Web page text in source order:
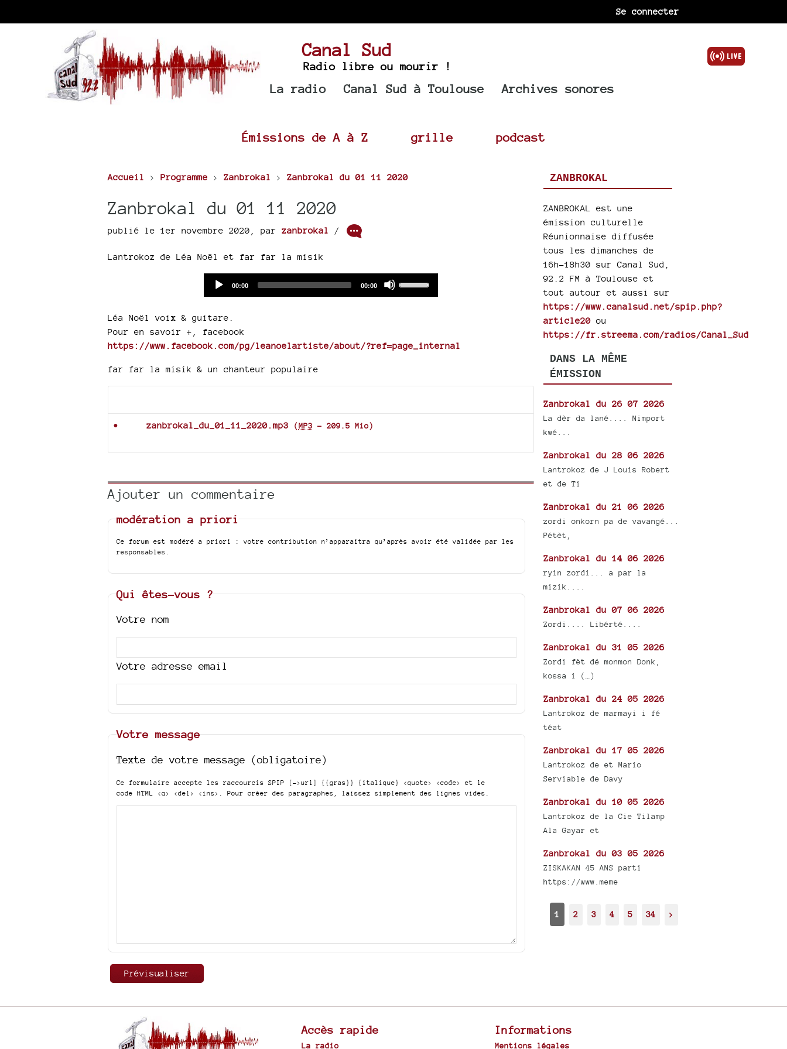
Se connecter
Canal Sud
Radio libre ou mourir !
La radio Canal Sud à Toulouse Archives sonores
Émissions de A à Z grille podcast
Accueil > Programme > Zanbrokal > Zanbrokal du 01 11 2020
Zanbrokal du 01 11 2020
publié le 1er novembre 2020 par zanbrokal /
Lantrokoz de Léa Noël et far far la misik
Current
00:00
Total
00:00
increase
Léa Noël voix & guitare.
Pour en savoir +, facebook
https://www.facebook.com/pg/leanoelartiste/about/?ref=page_internal
far far la misik & un chanteur populaire
zanbrokal_du_01_11_2020.mp3 (MP3 - 209.5 Mio)
Ajouter un commentaire
modération a priori
Ce forum est modéré a priori : votre contribution n’apparaîtra qu’après avoir été validée par les
responsables.
Qui êtes-vous ?
Votre nom
Votre adresse email
Votre message
Texte de votre message (obligatoire)
Ce formulaire accepte les raccourcis SPIP [->url] {{gras}} {italique} <quote> <code>
et le
code HTML <q> <del> <ins> . Pour créer des paragraphes, laissez simplement des lignes vides.
ZANBROKAL
ZANBROKAL est une
émission culturelle
Réunionnaise diffusée
tous les dimanches de
16h-18h30 sur Canal Sud,
92.2 FM à Toulouse et
tout autour et aussi sur
https://www.canalsud.net/spip.php?
article20 ou
https://fr.streema.com/radios/Canal_Sud
DANS LA MÊME
ÉMISSION
Zanbrokal du 26 07 2026
La dèr da lané.... Nimport
kwé...
Zanbrokal du 28 06 2026
Lantrokoz de J Louis Robert
et de Ti
Zanbrokal du 21 06 2026
zordi onkorn pa de vavangé...
Pétèt,
Zanbrokal du 14 06 2026
ryin zordi... a par la
mizik....
Zanbrokal du 07 06 2026
Zordi.... Libérté....
Zanbrokal du 31 05 2026
Zordi fèt dé monmon Donk,
kossa i (…)
Zanbrokal du 24 05 2026
Lantrokoz de marmayi i fé
téat
Zanbrokal du 17 05 2026
Lantrokoz de et Mario
Serviable de Davy
Zanbrokal du 10 05 2026
Lantrokoz de la Cie Tilamp
Ala Gayar et
Zanbrokal du 03 05 2026
ZISKAKAN 45 ANS parti
https://www.meme
1 2 3 4 5 34 >
Accès rapide
La radio
Informations
Mentions légales